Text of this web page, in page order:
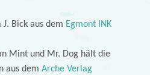
Bick aus dem Egmont INK
Mint und Mr. Dog hält die
aus dem Arche Verlag